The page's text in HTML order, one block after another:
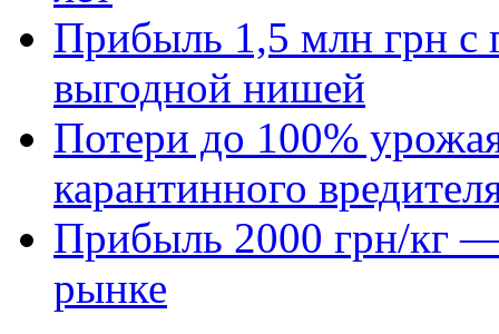
Прибыль 1,5 млн грн с
выгодной нишей
Потери до 100%
карантинного
Прибыль 2000 грн/кг —
рынке